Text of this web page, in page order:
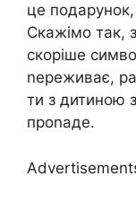
це
Скажімо так,
скоріше
nереживає,
ти з дитиною
проnаде.